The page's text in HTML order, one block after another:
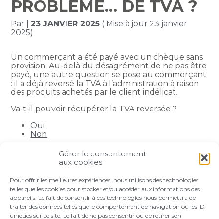
Gérer le consentement
aux cookies
Pour offrir les meilleures expériences, nous utilisons des technologies
telles que les cookies pour stocker et/ou accéder aux informations des
appareils. Le fait de consentir à ces technologies nous permettra de
traiter des données telles que le comportement de navigation ou les ID
uniques sur ce site. Le fait de ne pas consentir ou de retirer son
PROBLÈME… DE TVA ?
Par |23 JANVIER 2025 ( Mise à jour 23 janvier
2025)
Un commerçant a été payé avec un chèque sans
provision. Au-delà du désagrément de ne pas être
payé, une autre question se pose au commerçant
: il a déjà reversé la TVA à l’administration à raison
des produits achetés par le client indélicat.
Va-t-il pouvoir récupérer la TVA reversée ?
Oui
Non
FaceBook
TwitterLinkedIn